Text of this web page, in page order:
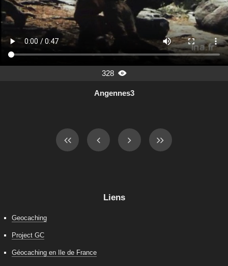
328 
Angennes3
Liens
Geocaching
Project GC
Géocaching en Ile de France